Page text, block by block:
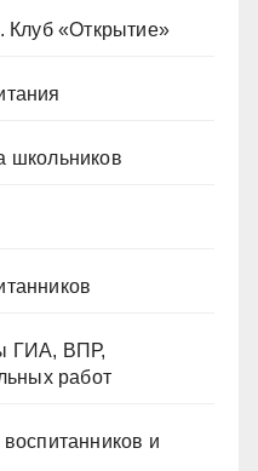
Клуб «Открытие»
школьников
ГИА, ВПР,
работ
и